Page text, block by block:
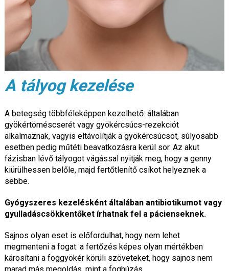
A tályog kezelése
A betegség többféleképpen kezelhető: általában
gyökértöméscserét vagy gyökércsúcs-rezekciót
alkalmaznak, vagyis eltávolítják a gyökércsúcsot, súlyosabb
esetben pedig műtéti beavatkozásra kerül sor. Az akut
fázisban lévő tályogot vágással nyitják meg, hogy a genny
kiürülhessen belőle, majd fertőtlenítő csíkot helyeznek a
sebbe.
Gyógyszeres kezelésként általában antibiotikumot vagy
gyulladáscsökkentőket írhatnak fel a pácienseknek.
Sajnos olyan eset is előfordulhat, hogy nem lehet
megmenteni a fogat: a fertőzés képes olyan mértékben
károsítani a foggyökér körüli szöveteket, hogy sajnos nem